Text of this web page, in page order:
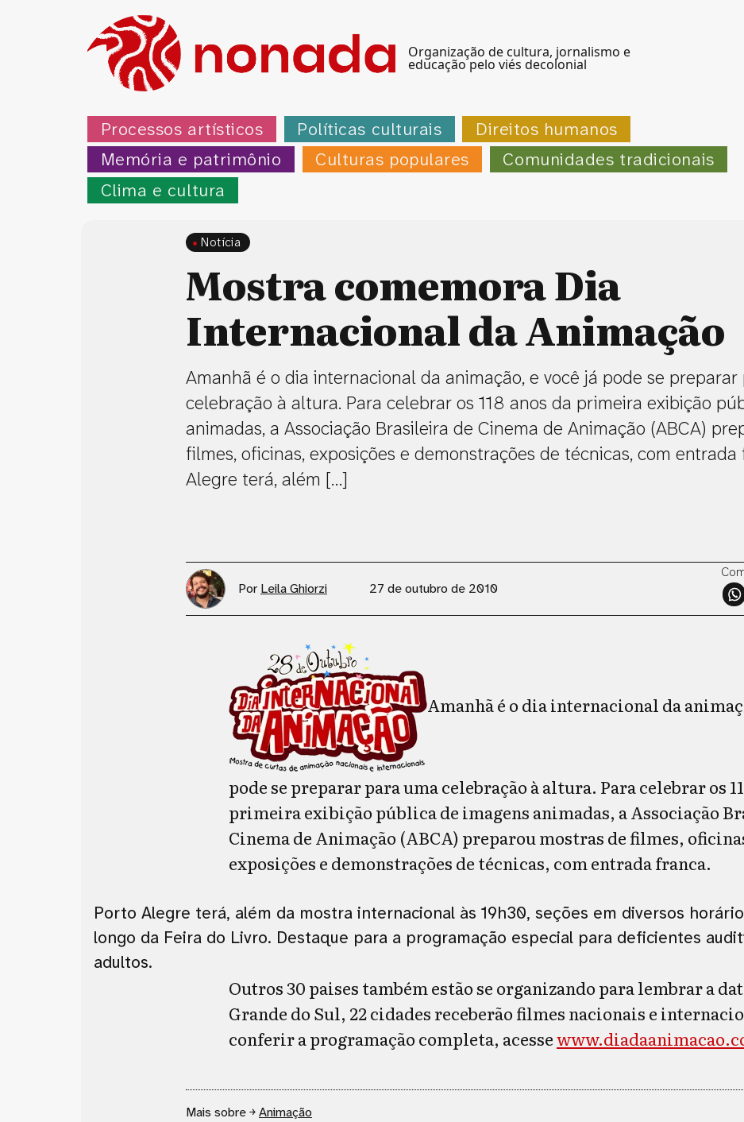
Organização de cultura, jornalismo e
educação pelo viés decolonial
Processos artísticos Políticas culturais
Direitos humanos
Memória e patrimônio
Culturas populares
Comunidades tradicionais
Clima e cultura
Notícia
Mostra comemora Dia
Internacional da Animação
Amanhã é o dia internacional da animação, e você já pode se
celebração à altura. Para celebrar os 118 anos da primeira exibição
animadas, a Associação Brasileira de Cinema de Animação (ABCA)
filmes, oficinas, exposições e demonstrações de técnicas, com
Alegre terá, além […]
Por Leila Ghiorzi 27 de outubro de 2010
Amanhã é o dia internacional da
pode se preparar para uma celebração à altura. Para celebrar os
primeira exibição pública de imagens animadas, a Associação
Cinema de Animação (ABCA) preparou mostras de filmes,
exposições e demonstrações de técnicas, com entrada franca.
Porto Alegre terá, além da mostra internacional às 19h30, seções em diversos
longo da Feira do Livro. Destaque para a programação especial para deficientes
adultos.
Outros 30 paises também estão se organizando para lembrar a
Grande do Sul, 22 cidades receberão filmes nacionais e
conferir a programação completa, acesse
Mais sobre ￫Animação